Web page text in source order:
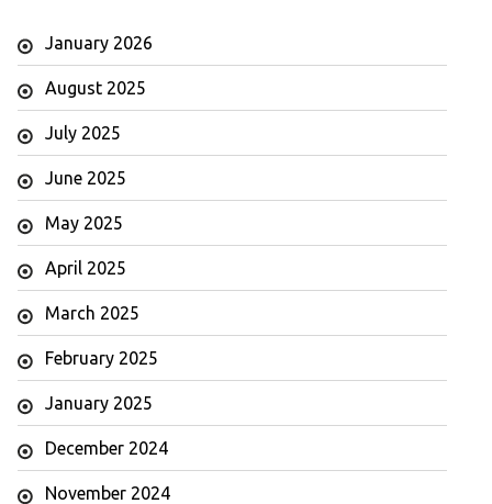
January 2026
August 2025
July 2025
June 2025
May 2025
April 2025
March 2025
February 2025
January 2025
December 2024
November 2024